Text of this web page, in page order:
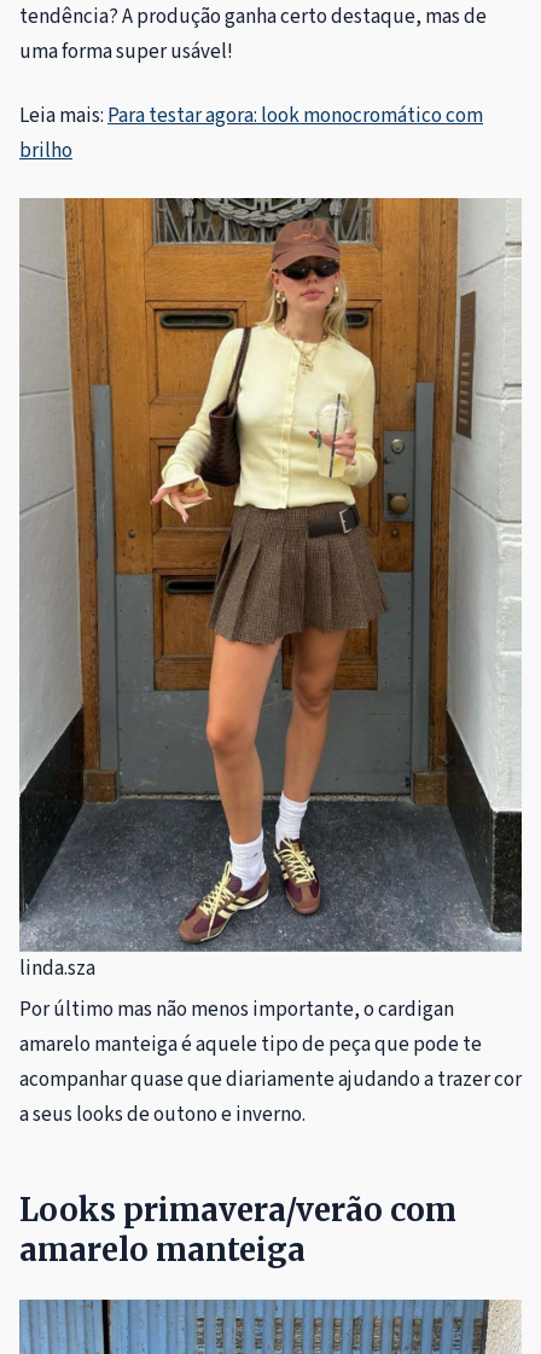
tendência? A produção ganha certo destaque, mas de
uma forma super usável!
Leia mais: Para testar agora: look monocromático com
brilho
linda.sza
Por último mas não menos importante, o cardigan
amarelo manteiga é aquele tipo de peça que pode te
acompanhar quase que diariamente ajudando a trazer cor
a seus looks de outono e inverno.
Looks primavera/verão com
amarelo manteiga